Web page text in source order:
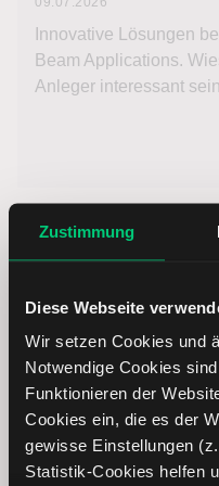
Zustimmung
Diese Webseite
Wir setzen Cookies und
Notwendige Cookies
Funktionieren der
Cookies ein, die es der
gewisse Einstellungen
Statistik-Cookies helfen
Innovative Lösungen
Beam Applications.
Anleger interessant
Vossloh: Deutscher